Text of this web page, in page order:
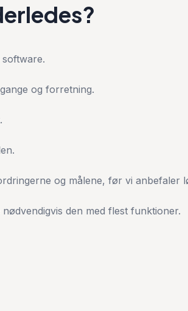
og forretning.
og målene, før vi anbefaler
den med flest funktioner.